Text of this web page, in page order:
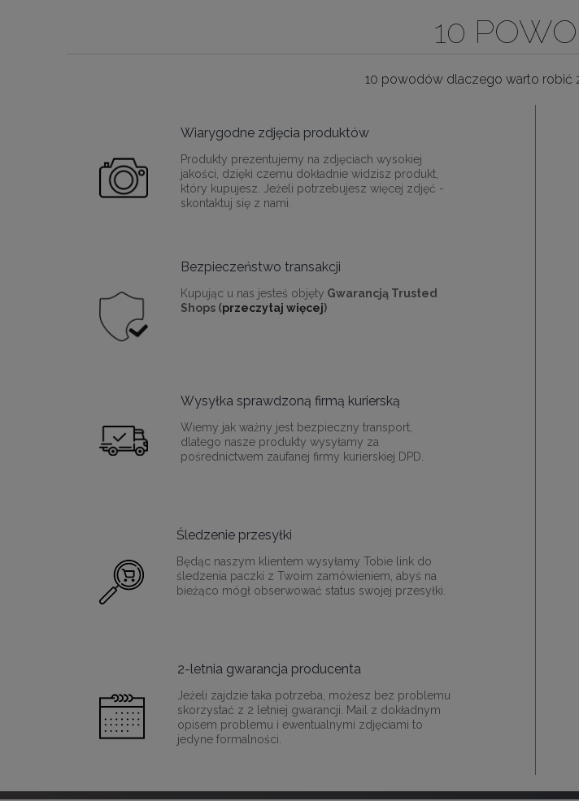
10
10 powodów dlaczego warto robić
Wiarygodne zdjęcia produktów
Produkty prezentujemy na zdjęciach wysokiej
jakości, dzięki czemu dokładnie widzisz produkt,
który kupujesz. Jeżeli potrzebujesz więcej zdjęć -
skontaktuj się z nami.
Bezpieczeństwo transakcji
Kupując u nas jesteś objęty Gwarancją Trusted
Shops (przeczytaj więcej)
Wysyłka sprawdzoną firmą kurierską
Wiemy jak ważny jest bezpieczny transport,
dlatego nasze produkty wysyłamy za
pośrednictwem zaufanej firmy kurierskiej DPD.
Śledzenie przesyłki
Będąc naszym klientem wysyłamy Tobie link do
śledzenia paczki z Twoim zamówieniem, abyś na
bieżąco mógł obserwować status swojej przesyłki.
2-letnia gwarancja producenta
Jeżeli zajdzie taka potrzeba, możesz bez problemu
skorzystać z 2 letniej gwarancji. Mail z dokładnym
opisem problemu i ewentualnymi zdjęciami to
jedyne formalności.